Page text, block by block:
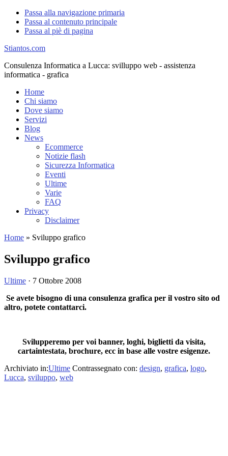
Passa alla navigazione primaria
Passa al contenuto principale
Passa al piè di pagina
Stiantos.com
Consulenza Informatica a Lucca: svilluppo web - assistenza
informatica - grafica
Home
Chi siamo
Dove siamo
Servizi
Blog
News
Ecommerce
Notizie flash
Sicurezza Informatica
Eventi
Ultime
Varie
FAQ
Privacy
Disclaimer
Home » Sviluppo grafico
Sviluppo grafico
Ultime · 7 Ottobre 2008
Se avete bisogno di una consulenza grafica per il vostro sito od
altro, potete contattarci.
Svilupperemo per voi banner, loghi, biglietti da visita,
cartaintestata, brochure, ecc in base alle vostre esigenze.
Archiviato in:Ultime Contrassegnato con: design, grafica, logo,
Lucca, sviluppo, web